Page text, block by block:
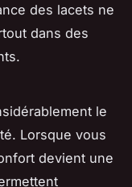
des lacets ne
dans des
le
Lorsque vous
devient une